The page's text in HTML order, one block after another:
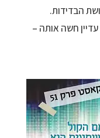
הבדידות.
חשה אותה –